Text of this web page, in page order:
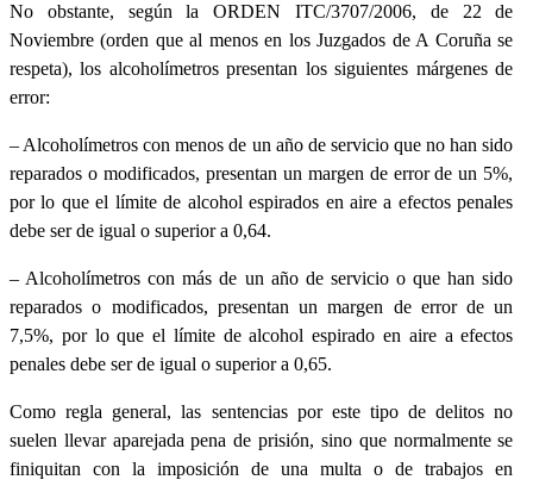
No obstante, según la ORDEN ITC/3707/2006, de 22 de
Noviembre (orden que al menos en los Juzgados de A Coruña se
respeta), los alcoholímetros presentan los siguientes márgenes de
error:
– Alcoholímetros con menos de un año de servicio que no han sido
reparados o modificados, presentan un margen de error de un 5%,
por lo que el límite de alcohol espirados en aire a efectos penales
debe ser de igual o superior a 0,64.
– Alcoholímetros con más de un año de servicio o que han sido
reparados o modificados, presentan un margen de error de un
7,5%, por lo que el límite de alcohol espirado en aire a efectos
penales debe ser de igual o superior a 0,65.
Como regla general, las sentencias por este tipo de delitos no
suelen llevar aparejada pena de prisión, sino que normalmente se
finiquitan con la imposición de una multa o de trabajos en